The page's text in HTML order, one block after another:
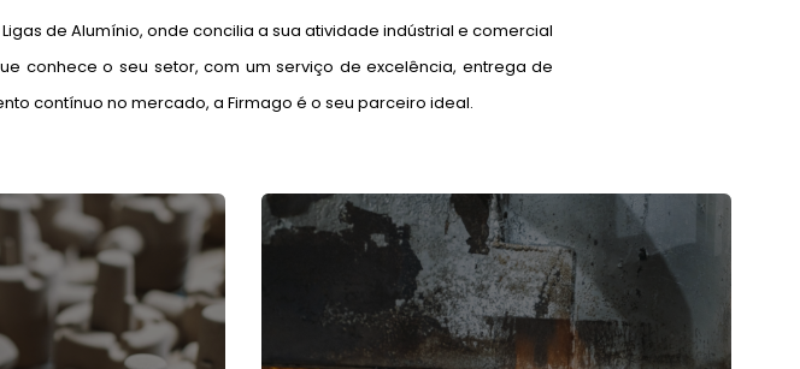
de Alumínio, onde concilia a sua atividade indústrial e comercial
conhece o seu setor, com um serviço de excelência, entrega de
contínuo no mercado, a Firmago é o seu parceiro ideal.